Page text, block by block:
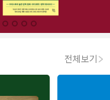
전체보기